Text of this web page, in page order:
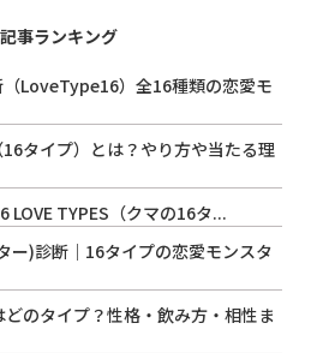
事ランキング
（LoveType16）全16種類の恋愛モ
16タイプ）とは？やり方や当たる理
LOVE TYPES（クマの16タ...
ー)診断｜16タイプの恋愛モンスタ
のタイプ？性格・飲み方・相性ま